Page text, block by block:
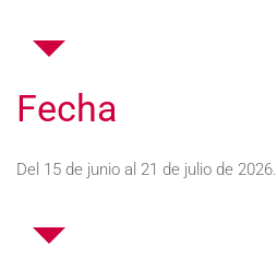
Fecha
Del 15 de junio al 21 de julio de 2026.